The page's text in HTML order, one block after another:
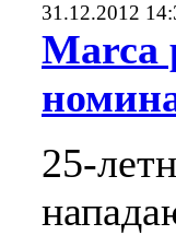
31.12.2012
Marca
25-